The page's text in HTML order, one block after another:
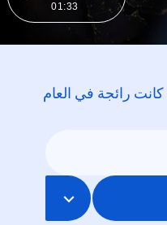
01:33
كانت رائجة في العام